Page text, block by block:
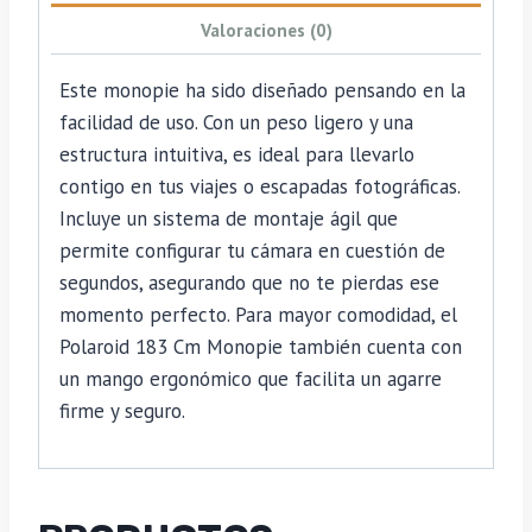
Valoraciones (0)
Este monopie ha sido diseñado pensando en la
facilidad de uso. Con un peso ligero y una
estructura intuitiva, es ideal para llevarlo
contigo en tus viajes o escapadas fotográficas.
Incluye un sistema de montaje ágil que
permite configurar tu cámara en cuestión de
segundos, asegurando que no te pierdas ese
momento perfecto. Para mayor comodidad, el
Polaroid 183 Cm Monopie también cuenta con
un mango ergonómico que facilita un agarre
firme y seguro.